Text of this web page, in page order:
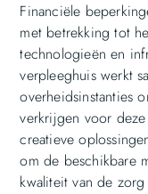
Financiële
met betrekking tot
technologieën en
verpleeghuis werkt
overheidsinstanties
verkrijgen voor
creatieve
om de beschikbare
kwaliteit van de